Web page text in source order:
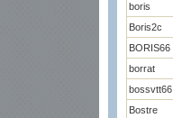
boris
Boris2c
BORIS66
borrat
bossvtt66
Bostre